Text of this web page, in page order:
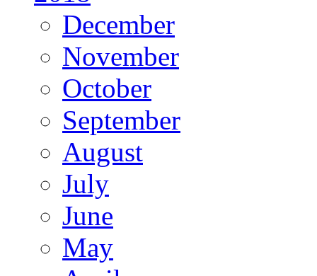
December
November
October
September
August
July
June
May